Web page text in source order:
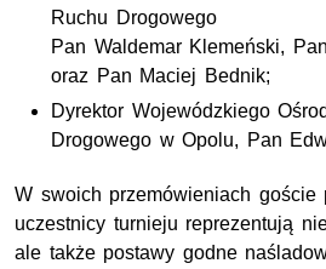
Ruchu Drogowego
Pan Waldemar Klemeński,
oraz Pan Maciej Bednik;
Dyrektor Wojewódzkiego
Drogowego w Opolu, Pan
W swoich przemówieniach goście
uczestnicy turnieju reprezentują
ale także postawy godne